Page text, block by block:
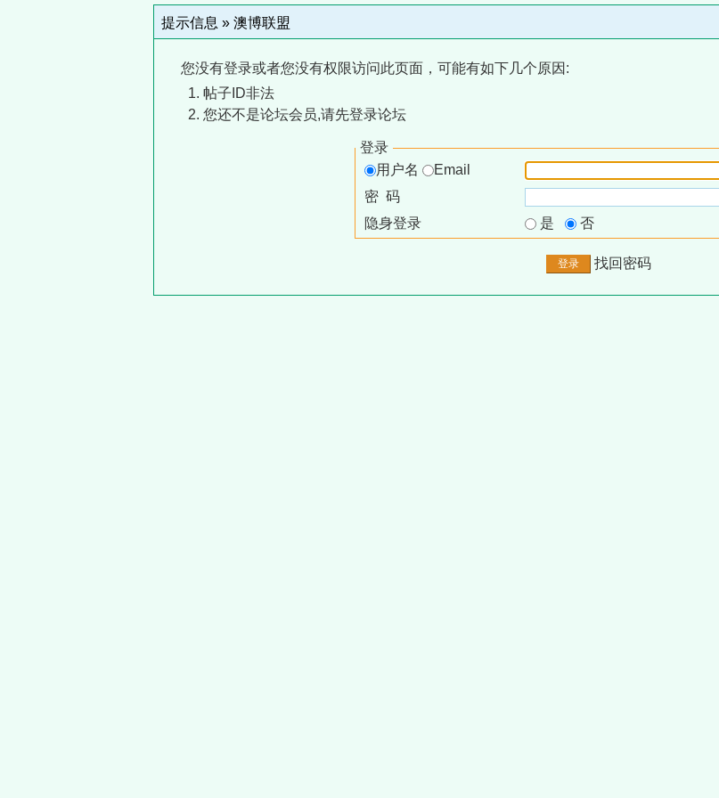
提示信息 » 澳博联盟
您没有登录或者您没有权限访问此页面，可能有如下几个原因:
帖子ID非法
您还不是论坛会员,请先登录论坛
登录
用户名
Email
密 码
隐身登录
是 否
找回密码